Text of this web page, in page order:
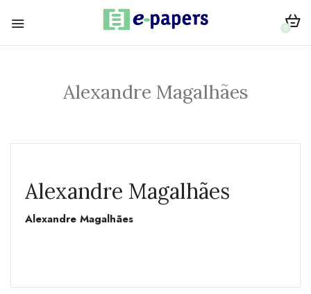
0
Alexandre Magalhães
Alexandre Magalhães
Alexandre Magalhães